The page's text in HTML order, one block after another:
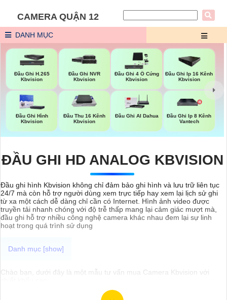
CAMERA QUẬN 12
DANH MỤC
Đầu Ghi H.265
Kbvision
Đầu Ghi NVR
Kbvision
Đầu Ghi 4 Ổ Cứng
Kbvision
Đầu Ghi Ip 16 Kênh
Kbvision
Đầu Ghi Hình
Kbvision
Đầu Thu 16 Kênh
Kbvision
Đầu Ghi AI Dahua
Đầu Ghi Ip 8 Kênh
Vantech
ĐẦU GHI HD ANALOG KBVISION
Đầu ghi hình Kbvision không chỉ đảm bảo ghi hình và lưu trữ liên tục
24/7 mà còn hỗ trợ người dùng xem trực tiếp hay xem lại lịch sử ghi
từ xa một cách dễ dàng chỉ cần có Internet. Hình ảnh video được
truyền tải nhanh chóng với độ trễ thấp mang lại cảm giác mượt mà,
đầu ghi hỗ trợ nhiều công nghệ camera khác nhau đem lại sự linh
hoạt trong quá trình sử dụng
Chào bạn, dưới đây là một mẫu tư vấn mua Camera Kbvision với